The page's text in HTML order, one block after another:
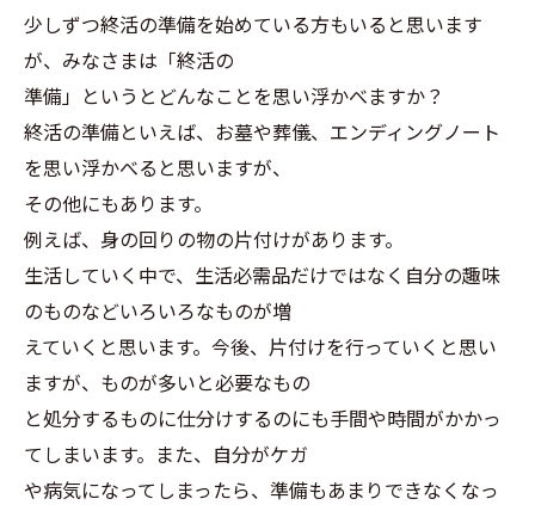
少しずつ終活の準備を始めている方もいると思います
が、みなさまは「終活の
準備」というとどんなことを思い浮かべますか？
終活の準備といえば、お墓や葬儀、エンディングノート
を思い浮かべると思いますが、
その他にもあります。
例えば、身の回りの物の片付けがあります。
生活していく中で、生活必需品だけではなく自分の趣味
のものなどいろいろなものが増
えていくと思います。今後、片付けを行っていくと思い
ますが、ものが多いと必要なもの
と処分するものに仕分けするのにも手間や時間がかかっ
てしまいます。また、自分がケガ
や病気になってしまったら、準備もあまりできなくなっ